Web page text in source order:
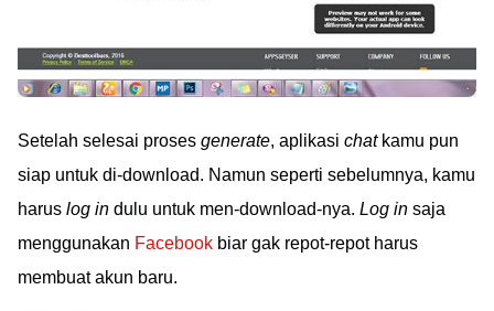
Setelah selesai proses generate, aplikasi chatkamu pun
siap untuk di-download. Namun seperti sebelumnya, kamu
harus log in dulu untuk men-download-nya. Log in saja
menggunakan Facebook biar gak repot-repot harus
membuat akun baru.